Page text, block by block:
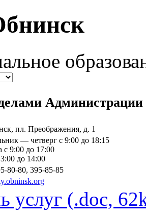
Администрации
пл. Преображения, д. 1
— четверг с 9:00 до 18:15
с 9:00 до 17:00
до 14:00
80-80, 395-85-85
услуг (.doc,